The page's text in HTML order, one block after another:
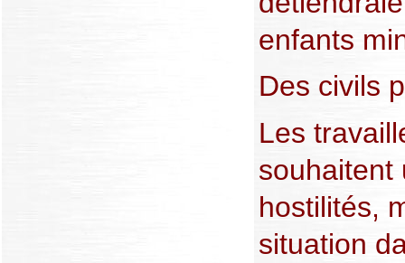
enfants
Des civils
Les
souhaitent
hostilités,
situation